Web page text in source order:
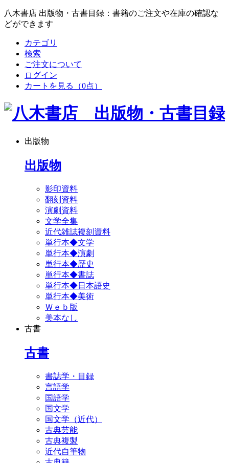
八木書店 出版物・古書目録：書籍のご注文や在庫の確認な
どができます
カテゴリ
検索
ご注文について
ログイン
カートを見る
（0点）
出版物
出版物
影印資料
翻刻資料
演劇資料
文学全集
近代雑誌複刻資料
単行本◆文学
単行本◆演劇
単行本◆歴史
単行本◆書誌
単行本◆日本語史
単行本◆美術
Ｗｅｂ版
美本なし
古書
古書
書誌学・目録
言語学
国語学
国文学
国文学（近代）
古典芸能
古典複製
近代自筆物